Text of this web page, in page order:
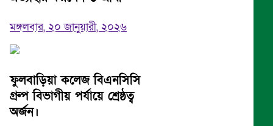
মঙ্গলবার, ২০ জানুয়ারী, ২০২৬
ফুলবাড়িয়া কলেজ বিএনসিসি
গ্রুপ বিভাগীয় পর্যায়ে শ্রেষ্ঠত্ব
অর্জন।